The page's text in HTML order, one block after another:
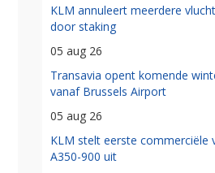
KLM annuleert meerdere
door staking
05 aug 26
Transavia opent komende
vanaf Brussels Airport
05 aug 26
KLM stelt eerste commerciële
A350-900 uit